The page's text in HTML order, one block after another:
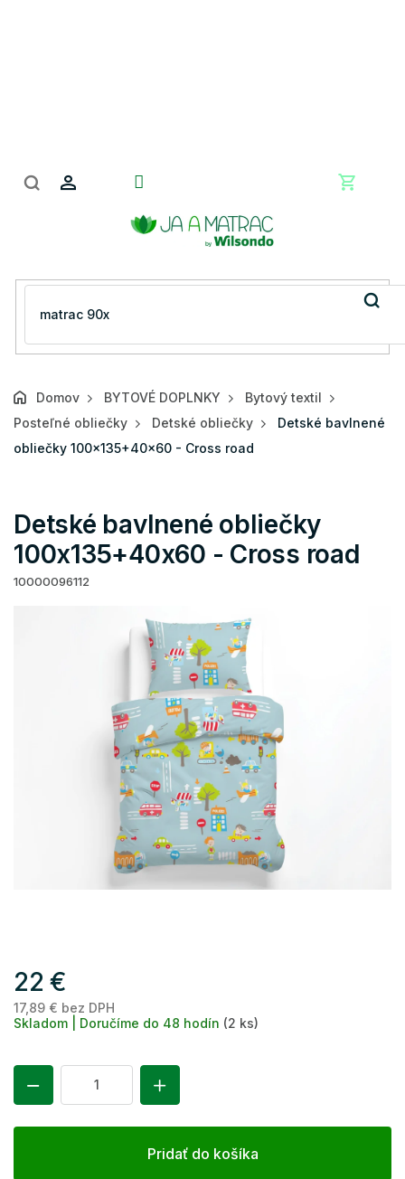
Domov BYTOVÉ DOPLNKY
Bytový textil
Posteľné obliečky
Detské obliečky
Detské bavlnené
obliečky 100x135+40x60 - Cross road
Detské bavlnené obliečky
100x135+40x60 - Cross road
10000096112
22 €
17,89 € bez DPH
Skladom | Doručíme do 48 hodín (2 ks)
Pridať do košíka